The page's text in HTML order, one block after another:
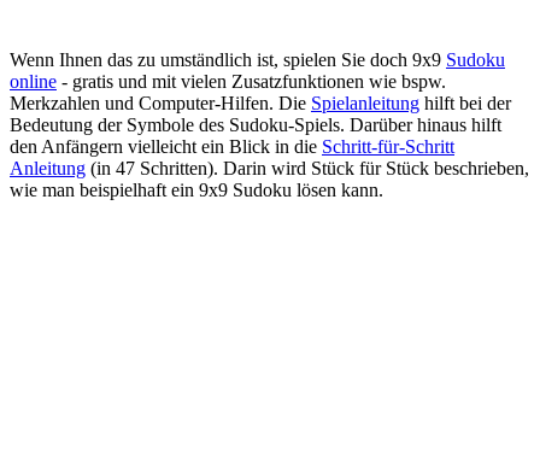
Wenn Ihnen das zu umständlich ist, spielen Sie doch 9x9 Sudoku
online - gratis und mit vielen Zusatzfunktionen wie bspw.
Merkzahlen und Computer-Hilfen. Die Spielanleitung hilft bei der
Bedeutung der Symbole des Sudoku-Spiels. Darüber hinaus hilft
den Anfängern vielleicht ein Blick in die Schritt-für-Schritt
Anleitung (in 47 Schritten). Darin wird Stück für Stück beschrieben,
wie man beispielhaft ein 9x9 Sudoku lösen kann.